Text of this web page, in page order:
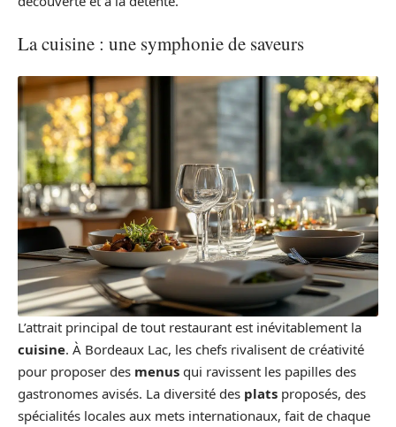
La cuisine : une symphonie de saveurs
L’attrait principal de tout restaurant est inévitablement la
cuisine. À Bordeaux Lac, les chefs rivalisent de créativité
pour proposer des menus qui ravissent les papilles des
gastronomes avisés. La diversité des plats proposés, des
spécialités locales aux mets internationaux, fait de chaque